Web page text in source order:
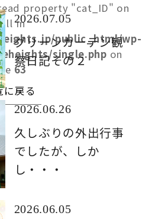
property "cat_ID" on
in
public_html/wp-
single.php on
63
に戻る
2026.07.05
グリーンカーテン観
察日記その２
2026.06.26
久しぶりの外出行事
でしたが、しか
し・・・
2026.06.05